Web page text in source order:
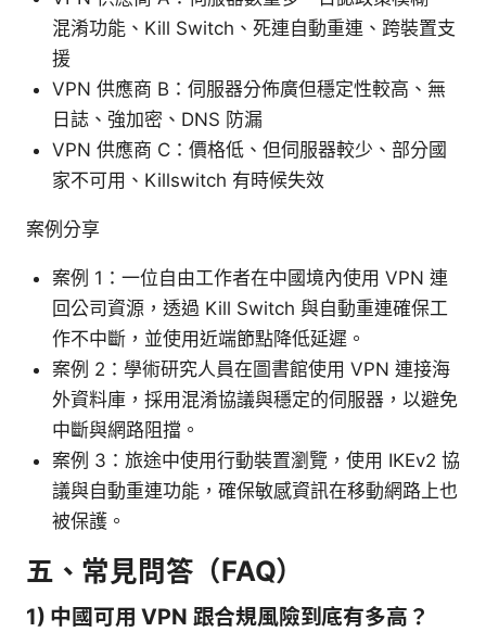
混淆功能、Kill Switch、死連自動重連、跨裝置支
援
VPN 供應商 B：伺服器分佈廣但穩定性較高、無
日誌、強加密、DNS 防漏
VPN 供應商 C：價格低、但伺服器較少、部分國
家不可用、Killswitch 有時候失效
案例分享
案例 1：一位自由工作者在中國境內使用 VPN 連
回公司資源，透過 Kill Switch 與自動重連確保工
作不中斷，並使用近端節點降低延遲。
案例 2：學術研究人員在圖書館使用 VPN 連接海
外資料庫，採用混淆協議與穩定的伺服器，以避免
中斷與網路阻擋。
案例 3：旅途中使用行動裝置瀏覽，使用 IKEv2 協
議與自動重連功能，確保敏感資訊在移動網路上也
被保護。
五、常見問答（FAQ）
1) 中國可用 VPN 跟合規風險到底有多高？